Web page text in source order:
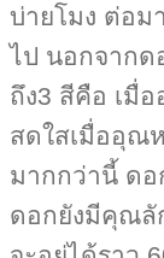
บ่ายโมง ต่อม
ไป นอกจากด
ถึง3 สีคือ เมื่อ
สดใสเมื่ออุณ
มากกว่านี้ ดอ
ดอกยังมีคุณลั